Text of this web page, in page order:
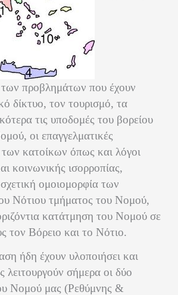
των προβλημάτων που έχουν
δίκτυο, τον τουρισμό, τα
τις υποδομές του βορείου
οι επαγγελματικές
των κατοίκων όπως και λόγοι
κοινωνικής ισορροπίας,
ομοιομορφία των
Νότιου τμήματος του Νομού,
κατάτμηση του Νομού σε
τον Βόρειο και το Νότιο.
ήδη έχουν υλοποιήσει και
λειτουργούν σήμερα οι δύο
Νομού μας (Ρεθύμνης &